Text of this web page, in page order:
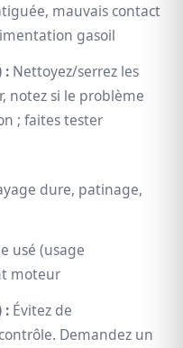
mauvais contact
gasoil
: Nettoyez/serrez les
notez si le problème
; faites tester
dure, patinage,
usé (usage
moteur
: Évitez de
Demandez un